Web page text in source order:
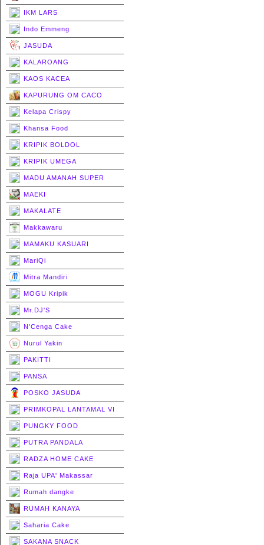
IKM LARS
Indo Emmeng
JASUDA
KALAROANG
KAOS KACEA
KAPURUNG OM CACO
Kelapa Crispy
Khansa Food
KRIPIK BOLDOL
KRIPIK UMEGA
MADU AMANAH SUPER
MAEKI
MAKALATE
Makkawaru
MAMAKU KASUARI
MariQi
Mitra Mandiri
MOGU Kripik
Mr.DJ'S
N'Cenga Cake
Nurul Yakin
PAKITTI
PANSA
POSKO JASUDA
PRIMKOPAL LANTAMAL VI
PUNGKY FOOD
PUTRA PANDALA
RADZA HOME CAKE
Raja UPA' Makassar
Rumah dangke
RUMAH KANAYA
Saharia Cake
SAKANA SNACK